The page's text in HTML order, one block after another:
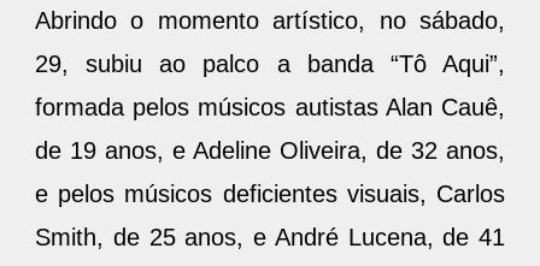
Abrindo o momento artístico, no sábado,
29, subiu ao palco a banda “Tô Aqui”,
formada pelos músicos autistas Alan Cauê,
de 19 anos, e Adeline Oliveira, de 32 anos,
e pelos músicos deficientes visuais, Carlos
Smith, de 25 anos, e André Lucena, de 41